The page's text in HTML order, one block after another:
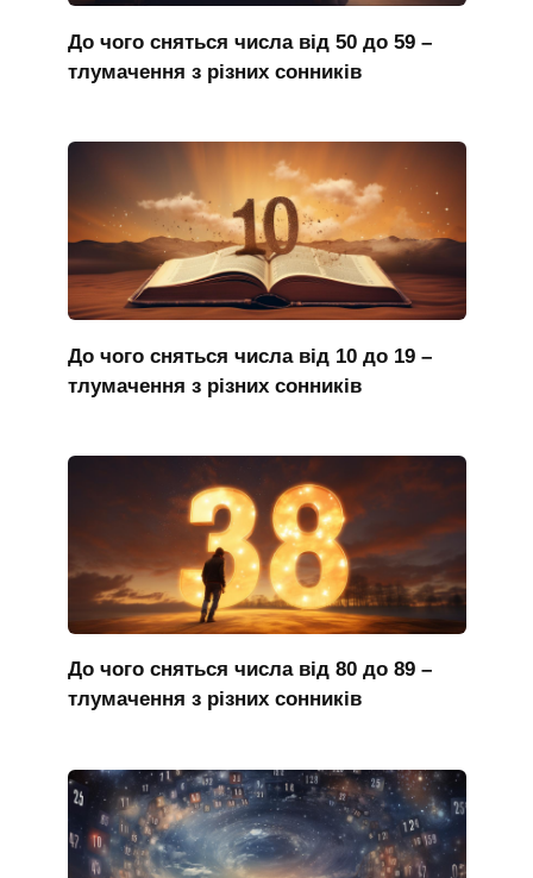
До чого сняться числа від 50 до 59 –
тлумачення з різних сонників
До чого сняться числа від 10 до 19 –
тлумачення з різних сонників
До чого сняться числа від 80 до 89 –
тлумачення з різних сонників